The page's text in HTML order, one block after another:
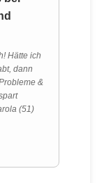
Hätte ich
dann
&
(51)